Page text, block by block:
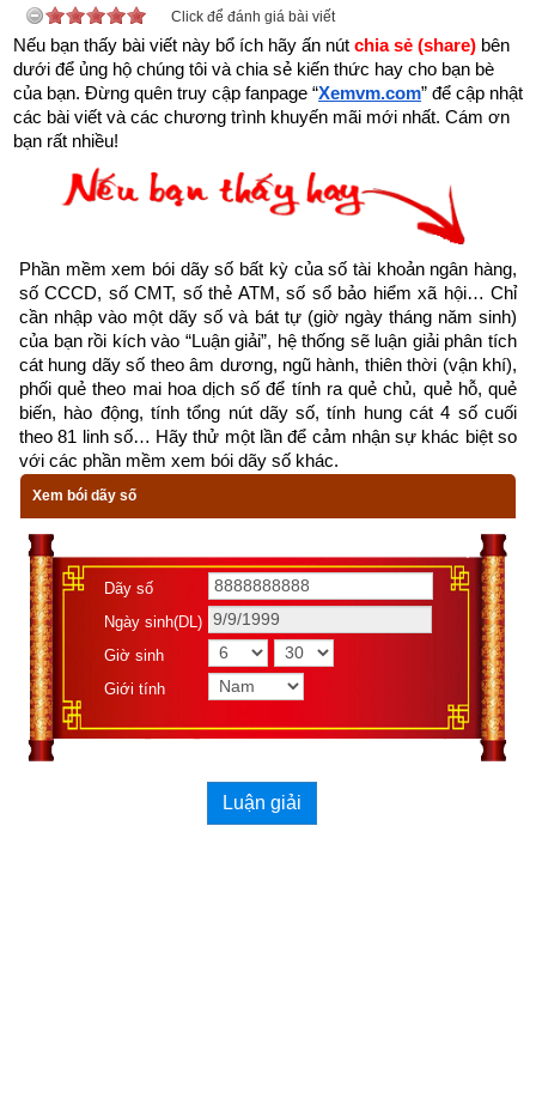
Theo bảng tra mệnh cung phi bát trạch thì Tuổi Ất Mùi 2015 có
mệnh Số 3 – Tam Bích – Cung phi là Cung Chấn thuộc nhóm
Đông Tứ Trạch (Đông Tứ Mệnh) nên chọn vợ/chồng có cung
mệnh Khảm (Số 1), Chấn (số 3), Tốn (số 4), Ly (Số 9) và các
hướng tốt là Chính Bắc, Chính Đông, Chính Nam, Đông Nam.
Tránh chọn vợ/chồng thuộc nhóm
mệnh Khôn (Số 2), Càn (Số 6), Đoài (số 7), Cấn (số 8) và các
hướng xấu là Đông Bắc, Chính Tây, Tây Bắc, Tây Nam.
Xem chi tiết luận tính cách, bảng cửu cung phi tinh, hướng tốt
xấu, Bảng phối cung phi vợ chồng của mệnh Số 3 – Tam Bích
–
bát trạch cung Chấn qua bài viết sau: “Luận giải phong thủy
người có mệnh bát trạch cung Chấn - Tam Bích (Số 3)”
Click để đánh giá bài viết
Nếu bạn thấy bài viết này bổ ích hãy ấn nút chia sẻ (share) bên
dưới để ủng hộ chúng tôi và chia sẻ kiến thức hay cho bạn bè
của bạn. Đừng quên truy cập fanpage “Xemvm.com” để cập nhật
các bài viết và các chương trình khuyến mãi mới nhất. Cám ơn
bạn rất nhiều!
Phần mềm xem bói dãy số bất kỳ của số tài khoản ngân hàng,
số CCCD, số CMT, số thẻ ATM, số sổ bảo hiểm xã hội… Chỉ
cần nhập vào một dãy số và bát tự (giờ ngày tháng năm sinh)
của bạn rồi kích vào “Luận giải”, hệ thống sẽ luận giải phân tích
cát hung dãy số theo âm dương, ngũ hành, thiên thời (vận khí),
phối quẻ theo mai hoa dịch số để tính ra quẻ chủ, quẻ hỗ, quẻ
biến, hào động, tính tổng nút dãy số, tính hung cát 4 số cuối
theo 81 linh số… Hãy thử một lần để cảm nhận sự khác biệt so
với các phần mềm xem bói dãy số khác.
Xem bói dãy số
Dãy số
Ngày sinh(DL)
Giờ sinh
Giới tính
Luận giải